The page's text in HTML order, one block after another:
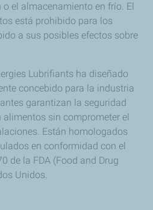
el almacenamiento en frío. El
está prohibido para los
a sus posibles efectos sobre
Lubrifiants ha diseñado
concebido para la industria
garantizan la seguridad
sin comprometer el
Están homologados
en conformidad con el
de la FDA (Food and Drug
Unidos.